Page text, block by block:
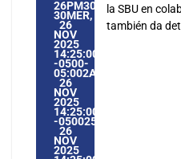
26PM30PM-
30MER,
26
NOV
2025
14:25:00
-0500-
05:002AMERICA/
26
NOV
2025
14:25:00
-
26
NOV
2025
la SBU en
también da